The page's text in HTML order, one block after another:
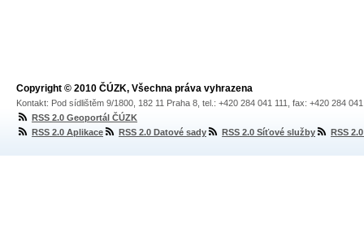
Copyright © 2010 ČÚZK, Všechna práva vyhrazena
Kontakt: Pod sídlištěm 9/1800, 182 11 Praha 8, tel.: +420 284 041 111, fax: +420 284
RSS 2.0 Geoportál ČÚZK
RSS 2.0 Aplikace
RSS 2.0 Datové sady RSS 2.0 Síťové služby RSS